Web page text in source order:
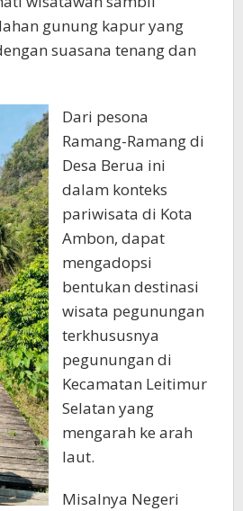
gunung kapur yang
suasana tenang dan
Dari pesona
Ramang-Ramang di
Desa Berua ini
dalam konteks
pariwisata di Kota
Ambon, dapat
mengadopsi
bentukan destinasi
wisata pegunungan
terkhususnya
pegunungan di
Kecamatan Leitimur
Selatan yang
mengarah ke arah
laut.
Misalnya Negeri